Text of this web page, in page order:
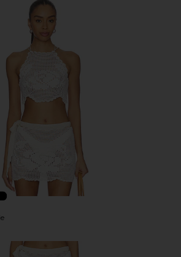
ТОП ISLA